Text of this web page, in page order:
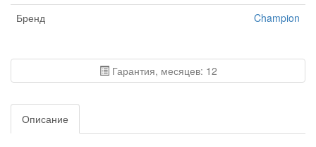
Бренд
Champion
Гарантия, месяцев: 12
Описание